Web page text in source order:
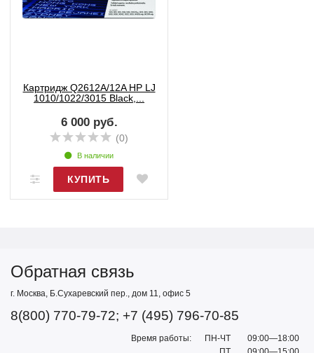
Картридж Q2612A/12A HP LJ
1010/1022/3015 Black,...
6 000 руб.
(0)
В наличии
Обратная связь
г. Москва, Б.Сухаревский пер., дом 11, офис 5
8(800) 770-79-72; +7 (495) 796-70-85
Время работы: ПН-ЧТ
09:00—18:00